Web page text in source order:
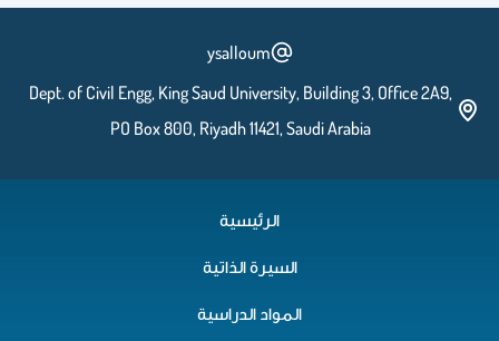
ysalloum
Dept. of Civil Engg, King Saud University, Building 3, Office 2A9,
PO Box 800, Riyadh 11421, Saudi Arabia
الرئيسية
السيرة الذاتية
المواد الدراسية